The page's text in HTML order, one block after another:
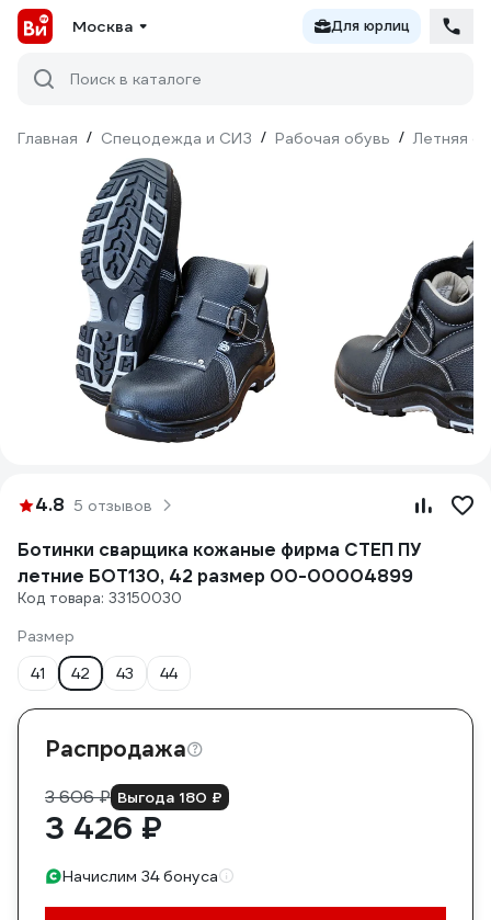
Москва Для юрлиц
Поиск в каталоге
Главная / Спецодежда и СИЗ / Рабочая обувь / Летняя
4.8 5 отзывов
Ботинки сварщика кожаные фирма СТЕП ПУ
летние БОТ130, 42 размер 00-00004899
Код товара: 33150030
Размер
41
42 43 44
Распродажа
3 606 ₽ Выгода 180 ₽
3 426 ₽
Начислим 34 бонуса